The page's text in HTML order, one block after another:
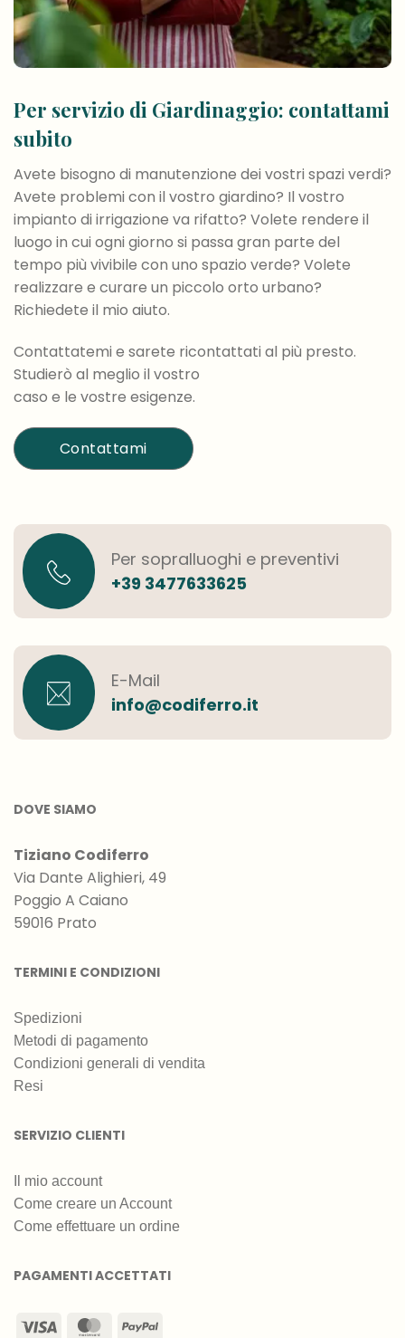
Per servizio di Giardinaggio: contattami
subito
Avete bisogno di manutenzione dei vostri spazi verdi?
Avete problemi con il vostro giardino? Il vostro
impianto di irrigazione va rifatto? Volete rendere il
luogo in cui ogni giorno si passa gran parte del
tempo più vivibile con uno spazio verde? Volete
realizzare e curare un piccolo orto urbano?
Richiedete il mio aiuto.
Contattatemi e sarete ricontattati al più presto.
Studierò al meglio il vostro
caso e le vostre esigenze.
Contattami
Per sopralluoghi e preventivi
+39 3477633625
E-Mail
info@codiferro.it
DOVE SIAMO
Tiziano Codiferro
Via Dante Alighieri, 49
Poggio A Caiano
59016 Prato
TERMINI E CONDIZIONI
Spedizioni
Metodi di pagamento
Condizioni generali di vendita
Resi
SERVIZIO CLIENTI
Il mio account
Come creare un Account
Come effettuare un ordine
PAGAMENTI ACCETTATI
Visa MasterCardPayPal